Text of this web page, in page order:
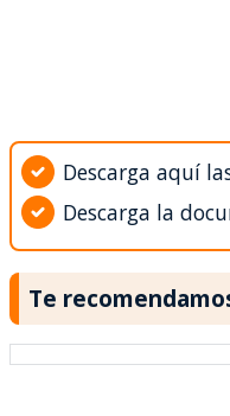
Descarga aquí
Descarga la
Te